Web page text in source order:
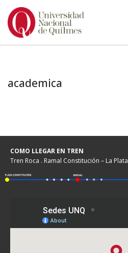
Ir
academica
COMO LLEGAR EN TREN
Tren Roca . Ramal Constitución – La Plata